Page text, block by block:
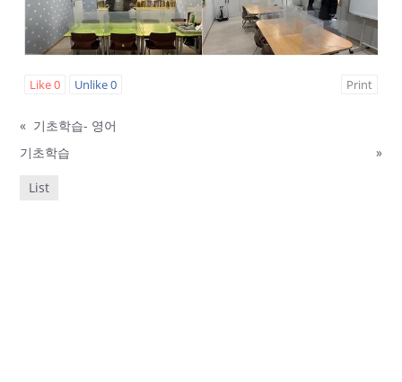
Like0 Unlike0 Print
« 기초학습- 영어
기초학습
»
List